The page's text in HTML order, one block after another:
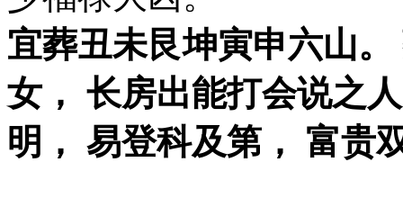
宜葬丑未艮坤寅申六山
女， 长房出能打会说之
明， 易登科及第， 富贵